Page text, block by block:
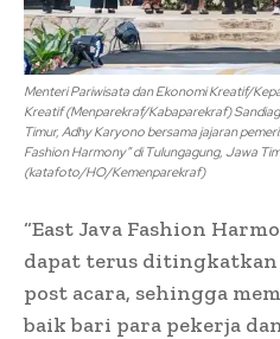
Menteri Pariwisata dan Ekonomi Kreatif/
Kreatif (Menparekraf/Kabaparekraf)
Timur, Adhy Karyono bersama jajaran
Fashion Harmony” di Tulungagung, Jawa
(katafoto/HO/Kemenparekraf)
“East Java Fashion
dapat terus
post acara, sehingga
baik bari para pekerja